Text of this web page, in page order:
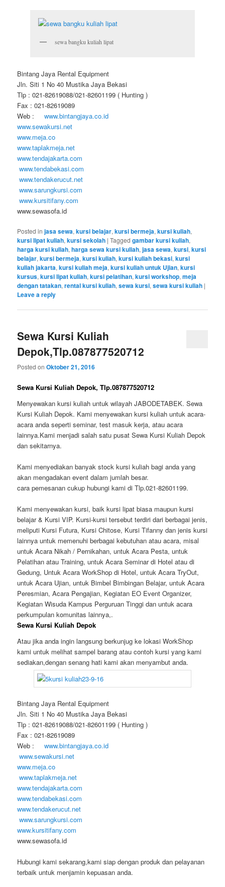
sewa bangku kuliah lipat
Bintang Jaya Rental Equipment
Jln. Siti 1 No 40 Mustika Jaya Bekasi
Tlp : 021-82619088/021-82601199 ( Hunting )
Fax : 021-82619089
Web :
www.bintangjaya.co.id
www.sewakursi.net
www.meja.co
www.taplakmeja.net
www.tendajakarta.com
www.tendabekasi.com
www.tendakerucut.net
www.sarungkursi.com
www.kursitifany.com
www.sewasofa.id
Posted in jasa sewa,kursi belajar,kursi bermeja,kursi kuliah,
kursi lipat kuliah,kursi sekolah |Tagged gambar kursi kuliah,
harga kursi kuliah,harga sewa kursi kuliah,jasa sewa,kursi,kursi
belajar,kursi bermeja,kursi kuliah,kursi kuliah bekasi,kursi
kuliah jakarta,kursi kuliah meja,kursi kuliah untuk Ujian,kursi
kursus,kursi lipat kuliah,kursi pelatihan,kursi workshop,meja
dengan tatakan,rental kursi kuliah,sewa kursi,sewa kursi kuliah |
Leave a reply
Sewa Kursi Kuliah
Depok,Tlp.087877520712
Posted onOktober 21, 2016
Sewa Kursi Kuliah Depok, Tlp.087877520712
Menyewakan kursi kuliah untuk wilayah JABODETABEK. Sewa
Kursi Kuliah Depok. Kami menyewakan kursi kuliah untuk acara-
acara anda seperti seminar, test masuk kerja, atau acara
lainnya.Kami menjadi salah satu pusat Sewa Kursi Kuliah Depok
dan sekitarnya.
Kami menyediakan banyak stock kursi kuliah bagi anda yang
akan mengadakan event dalam jumlah besar.
cara pemesanan cukup hubungi kami di Tlp.021-82601199.
Kami menyewakan kursi, baik kursi lipat biasa maupun kursi
belajar & Kursi VIP. Kursi-kursi tersebut terdiri dari berbagai jenis,
meliputi Kursi Futura, Kursi Chitose, Kursi Tifanny dan jenis kursi
lainnya untuk memenuhi berbagai kebutuhan atau acara, misal
untuk Acara Nikah / Pernikahan, untuk Acara Pesta, untuk
Pelatihan atau Training, untuk Acara Seminar di Hotel atau di
Gedung, Untuk Acara WorkShop di Hotel, untuk Acara TryOut,
untuk Acara Ujian, untuk Bimbel Bimbingan Belajar, untuk Acara
Peresmian, Acara Pengajian, Kegiatan EO Event Organizer,
Kegiatan Wisuda Kampus Perguruan Tinggi dan untuk acara
perkumpulan komunitas lainnya,.
Sewa Kursi Kuliah Depok
Atau jika anda ingin langsung berkunjug ke lokasi WorkShop
kami untuk melihat sampel barang atau contoh kursi yang kami
sediakan,dengan senang hati kami akan menyambut anda.
Bintang Jaya Rental Equipment
Jln. Siti 1 No 40 Mustika Jaya Bekasi
Tlp : 021-82619088/021-82601199 ( Hunting )
Fax : 021-82619089
Web :
www.bintangjaya.co.id
www.sewakursi.net
www.meja.co
www.taplakmeja.net
www.tendajakarta.com
www.tendabekasi.com
www.tendakerucut.net
www.sarungkursi.com
www.kursitifany.com
www.sewasofa.id
Hubungi kami sekarang,kami siap dengan produk dan pelayanan
terbaik untuk menjamin kepuasan anda.